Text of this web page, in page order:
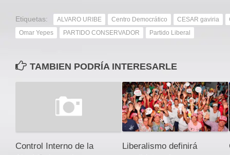
Etiquetas: ALVARO URIBE Centro Democrático CESAR gaviria
Omar Yepes
PARTIDO CONSERVADOR Partido Liberal
TAMBIEN PODRÍA INTERESARLE
Control Interno de la
Liberalismo definirá